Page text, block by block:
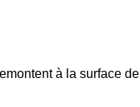
à la surface